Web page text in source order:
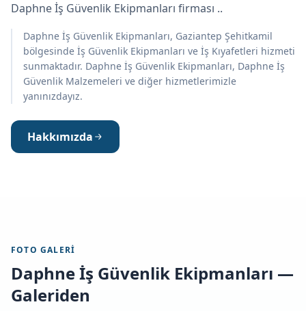
Daphne İş Güvenlik Ekipmanları firması ..
Daphne İş Güvenlik Ekipmanları, Gaziantep Şehitkamil
bölgesinde İş Güvenlik Ekipmanları ve İş Kıyafetleri hizmeti
sunmaktadır. Daphne İş Güvenlik Ekipmanları, Daphne İş
Güvenlik Malzemeleri ve diğer hizmetlerimizle
yanınızdayız.
Hakkımızda
FOTO GALERI
Daphne İş Güvenlik Ekipmanları —
Galeriden